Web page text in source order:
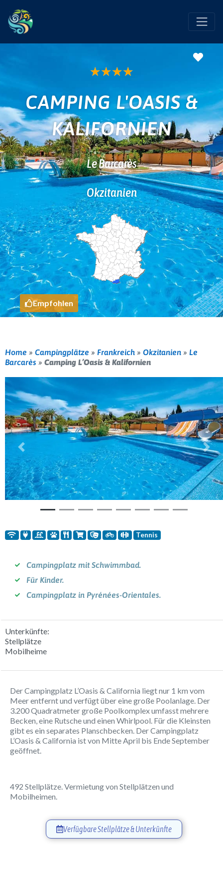
★★★★
CAMPING L'OASIS &
KALIFORNIEN
Le Barcarès
Okzitanien
Empfohlen
Home » Campingplätze » Frankreich » Okzitanien » Le
Barcarès » Camping L’Oasis & Kalifornien
Vorherige
Tennis
Campingplatz mit Schwimmbad.
Für Kinder.
Campingplatz in Pyrénées-Orientales.
Unterkünfte:
Stellplätze
Mobilheime
Der Campingplatz L’Oasis & California liegt nur 1 km vom
Meer entfernt und verfügt über eine große Poolanlage. Der
3.200 Quadratmeter große Poolkomplex umfasst mehrere
Becken, eine Rutsche und einen Whirlpool. Für die Kleinsten
gibt es ein separates Planschbecken. Der Campingplatz
L’Oasis & California ist von Mitte April bis Ende September
geöffnet.
492 Stellplätze. Vermietung von Stellplätzen und
Mobilheimen.
Verfügbare Stellplätze & Unterkünfte